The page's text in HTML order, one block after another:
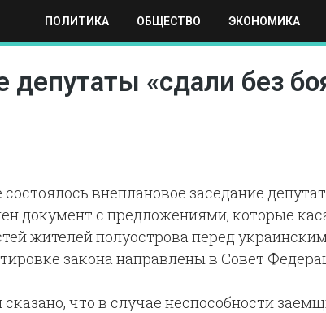
ПОЛИТИКА ОБЩЕСТВО ЭКОНОМИКА
НАУКА И ТЕХНИКА СПОРТ МОСКВА
депутаты «сдали без
внеплановое заседание
документ с предложениями, которые
жителей полуострова перед
закона направлены в Совет
что в случае неспособности